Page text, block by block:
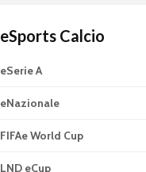
eSports Calcio
eSerie A
eNazionale
FIFAe World Cup
LND eCup